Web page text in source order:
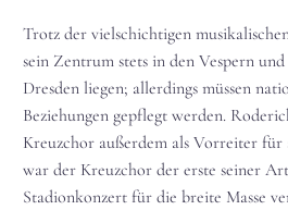
Trotz der vielschichtigen
sein Zentrum stets in den Vespern
Dresden liegen; allerdings müssen
Beziehungen gepflegt werden.
Kreuzchor außerdem als Vorreiter für
war der Kreuzchor der erste seiner
Stadionkonzert für die breite Masse